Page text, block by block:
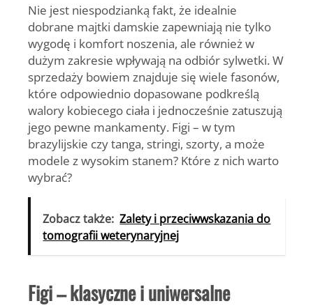
Nie jest niespodzianką fakt, że idealnie
dobrane majtki damskie zapewniają nie tylko
wygodę i komfort noszenia, ale również w
dużym zakresie wpływają na odbiór sylwetki. W
sprzedaży bowiem znajduje się wiele fasonów,
które odpowiednio dopasowane podkreślą
walory kobiecego ciała i jednocześnie zatuszują
jego pewne mankamenty. Figi – w tym
brazylijskie czy tanga, stringi, szorty, a może
modele z wysokim stanem? Które z nich warto
wybrać?
Zobacz także: Zalety i przeciwwskazania do
tomografii weterynaryjnej
Figi – klasyczne i uniwersalne